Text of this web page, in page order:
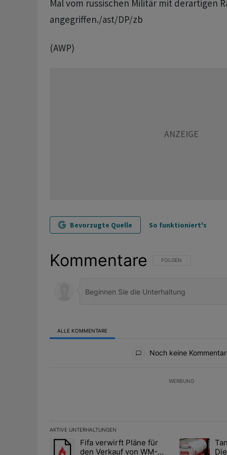
Mal vom russischen Militär mit derartigen
angegriffen./ast/DP/zb
(AWP)
Bevorzugte Quelle So funktioniert's
Kommentare FOLGE DIESER
FOLGEN
ALLE KOMMENTARE
Noch keine
WERBUNG
AKTIVE UNTERHALTUNGEN
Das Folgende ist eine Liste der am meisten
Ein Trendartikel mit dem Titel "Fifa verwirft Pläne für
Fifa verwirft Pläne für
den Verkauf von WM-
Ein